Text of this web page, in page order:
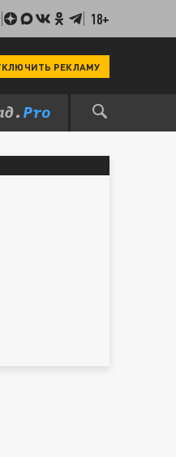
18+
РЕКЛАМУ